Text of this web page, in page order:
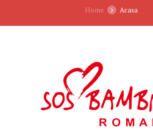
Home Acasa